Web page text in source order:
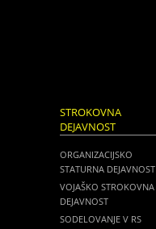
STROKOVNA
DEJAVNOST
ORGANIZACIJSKO
STATURNA DEJAVNOST
VOJAŠKO STROKOVNA
DEJAVNOST
SODELOVANJE V RS